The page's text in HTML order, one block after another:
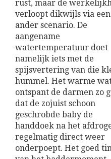
rust, maar de
verloopt dikwijls via een
ander scenario. De
aangename
watertemperatuur doet
namelijk iets met de
spijsvertering van die
hummel. Het warme
ontspant de darmen zo
dat de zojuist schoon
geschrobde baby de
handdoek na het
regelmatig direct weer
onderpoept. Het goed